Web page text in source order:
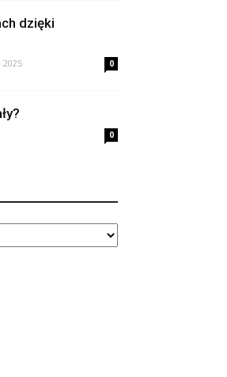
dzięki
0
0